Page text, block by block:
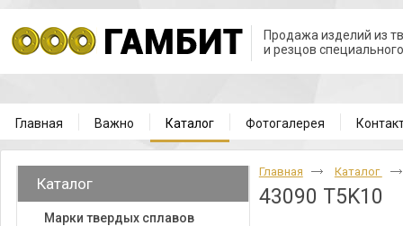
Продажа изделий из
и резцов
Главная Важно Каталог Фотогалерея
Каталог
Марки твердых сплавов
Главная Каталог
43090 T5K10